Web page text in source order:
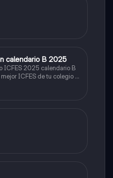
calendario B 2025
ICFES 2025 calendario B
ICFES de tu colegio y
y estudiar aquella